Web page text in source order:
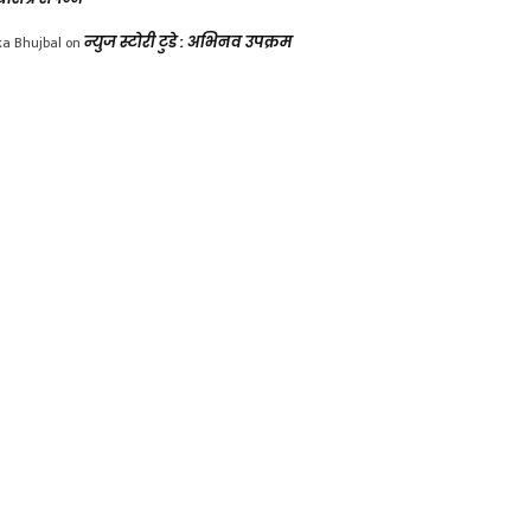
Bhujbal on न्युज स्टोरी टुडे : अभिनव उपक्रम